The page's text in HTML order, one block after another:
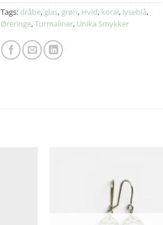
Tags: dråbe, glas, grøn, Hvid, koral, lyseblå,
Øreringe,Turmaliner, Unika Smykker